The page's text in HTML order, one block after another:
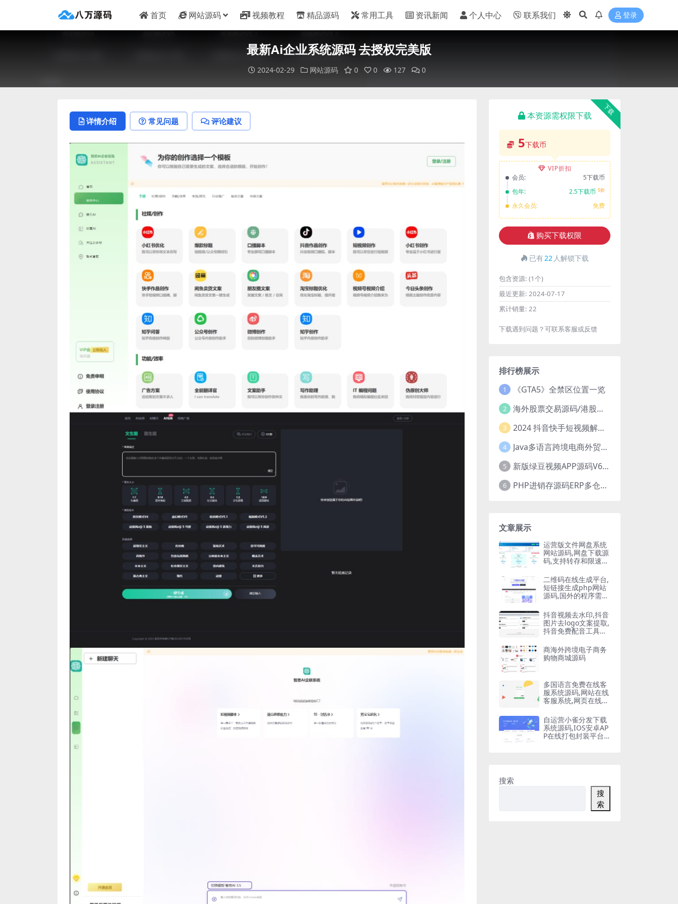
首页 网站源码 视频教程 精品源码 常用工具 资讯新闻 个人中心 联系我们 登录
最新Ai企业系统源码 去授权完美版
2024-02-29 网站源码 0 0 127 0
详情介绍 常见问题 评论建议
下载
本资源需权限下载
5下载币
VIP折扣
会员:
5下载币
包年:
2.5下载币 5折
永久会员: 免费
购买下载权限
已有22 人解锁下载
包含资源: (1个)
最近更新: 2024-07-17
累计销量: 22
下载遇到问题？可联系客服或反馈
排行榜展示
1 《GTA5》全禁区位置一览
2 海外股票交易源码/港股泰股/美股源码/印度股源码/马拉西亚股票源码/国际股票配资
3 2024 抖音快手短视频解析去水印php源码
4 Java多语言跨境电商外贸商城TikToKshop内嵌商城I商家入驻I一键铺
5 新版绿豆视频APP源码V6.6 免授权插件版
6 PHP进销存源码ERP多仓库管理系统 手机版进销存 php网络版进销存小程序
文章展示
运营版文件网盘系统
网站源码,网盘下载源
码,支持转存和限速下
二维码在线生成平台,
短链接生成php网站
源码,国外的程序需要
抖音视频去水印,抖音
图片去logo文案提取,
抖音免费配音工具大
商海外跨境电子商务
购物商城源码
多国语言免费在线客
服系统源码,网站在线
客服系统,网页在线客
平台
自运营小雀分发下载
系统源码,IOS安卓AP
P在线打包封装平台,
搜索
搜
索